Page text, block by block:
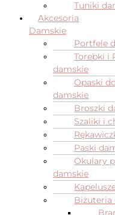
Tuniki
Akcesoria
Damskie
Portfele
Torebki i
damskie
Opaski
damskie
Broszki
Szaliki i
Paski
Okulary
damskie
Biżuteria